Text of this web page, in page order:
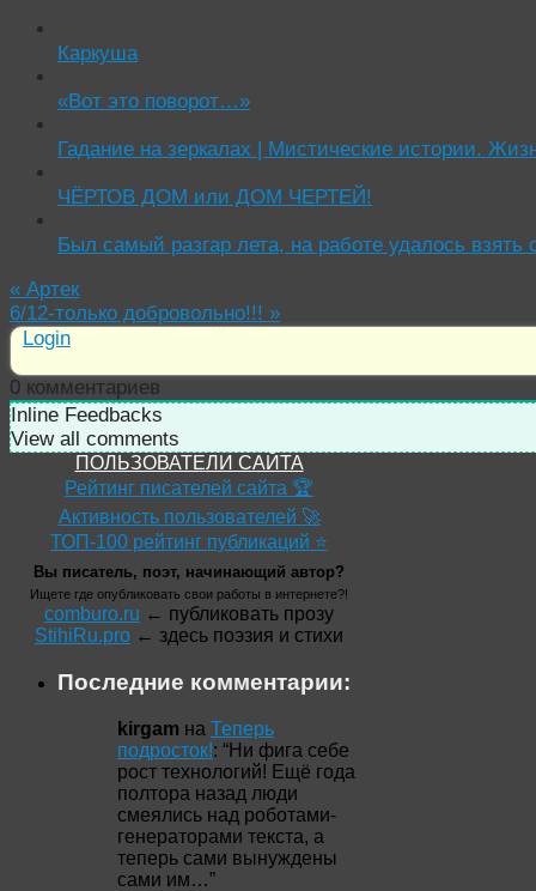
Каркуша
«Вот это поворот…»
Гадание на зеркалах | Мистические истории.
ЧЁРТОВ ДОМ или ДОМ ЧЕРТЕЙ!
Был самый разгар лета, на работе удалось взять
« Артек
6/12-только добровольно!!! »
Login
0 комментариев
Inline Feedbacks
View all comments
ПОЛЬЗОВАТЕЛИ САЙТА
Рейтинг писателей сайта 🏆
Активность пользователей 🚀
ТОП-100 рейтинг публикаций ⭐
Вы писатель, поэт, начинающий автор?
Ищете где опубликовать свои работы в интернете?!
comburo.ru ← публиковать прозу
StihiRu.pro ← здесь поэзия и стихи
Последние комментарии:
kirgam на Теперь
подросток!: “Ни фига себе
рост технологий! Ещё года
полтора назад люди
смеялись над роботами-
генераторами текста, а
теперь сами вынуждены
сами им…”